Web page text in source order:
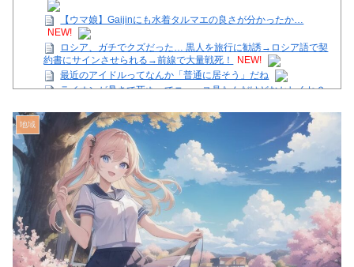
【ウマ娘】Gaijinにも水着タルマエの良さが分かったか…
NEW!
ロシア、ガチでクズだった… 黒人を旅行に勧誘→ロシア語で契
約書にサインさせられる→前線で大量戦死！
NEW!
最近のアイドルってなんか「普通に居そう」だね
ライオンが暑さで死ぬってニュース見たんだけどおかしくね？
【注目】熊本地震、28人死亡（30日午前6:30時点）
舌を絡ませて、唾液交換して── ちゅっちゅしながらの濃厚エ
ッ画像♪
【芸能】星野真里さんの挑戦、暑さを心配する声続出!!!
【画像】イオンモール熊本の店内のビフォーアフターがこちら
Powered by livedoor 相互RSS
地域